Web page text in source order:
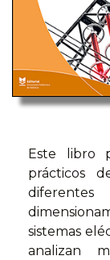
Este libro
prácticos
diferentes
sistemas
analizan